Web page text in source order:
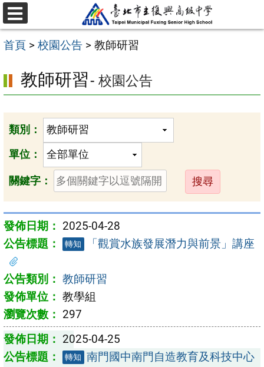
跳
至
主
內
容
區
選
單
首頁 > 校園公告 > 教師研習
教師研習- 校園公告
類別：
單位：
關鍵字：
送
出
2025-04-28
轉知 「觀賞水族發展潛力與前景」講座
教師研習
教學組
297
2025-04-25
轉知 南門國中南門自造教育及科技中心